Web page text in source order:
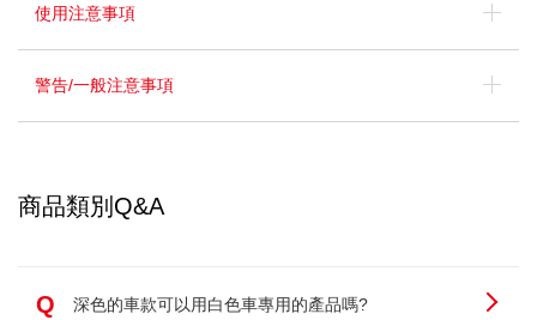
使用注意事項
警告/一般注意事項
商品類別Q&A
Q 深色的車款可以用白色車專用的產品嗎?